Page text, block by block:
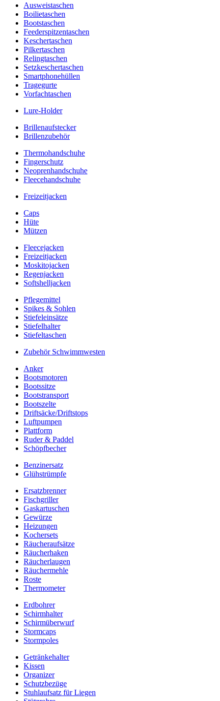
Ausweistaschen
Boilietaschen
Bootstaschen
Feederspitzentaschen
Keschertaschen
Pilkertaschen
Relingtaschen
Setzkeschertaschen
Smartphonehüllen
Tragegurte
Vorfachtaschen
Lure-Holder
Brillenaufstecker
Brillenzubehör
Thermohandschuhe
Fingerschutz
Neoprenhandschuhe
Fleecehandschuhe
Freizeitjacken
Caps
Hüte
Mützen
Fleecejacken
Freizeitjacken
Moskitojacken
Regenjacken
Softshelljacken
Pflegemittel
Spikes & Sohlen
Stiefeleinsätze
Stiefelhalter
Stiefeltaschen
Zubehör Schwimmwesten
Anker
Bootsmotoren
Bootssitze
Bootstransport
Bootszelte
Driftsäcke/Driftstops
Luftpumpen
Plattform
Ruder & Paddel
Schöpfbecher
Benzinersatz
Glühstrümpfe
Ersatzbrenner
Fischgriller
Gaskartuschen
Gewürze
Heizungen
Kochersets
Räucheraufsätze
Räucherhaken
Räucherlaugen
Räuchermehle
Roste
Thermometer
Erdbohrer
Schirmhalter
Schirmüberwurf
Stormcaps
Stormpoles
Getränkehalter
Kissen
Organizer
Schutzbezüge
Stuhlaufsatz für Liegen